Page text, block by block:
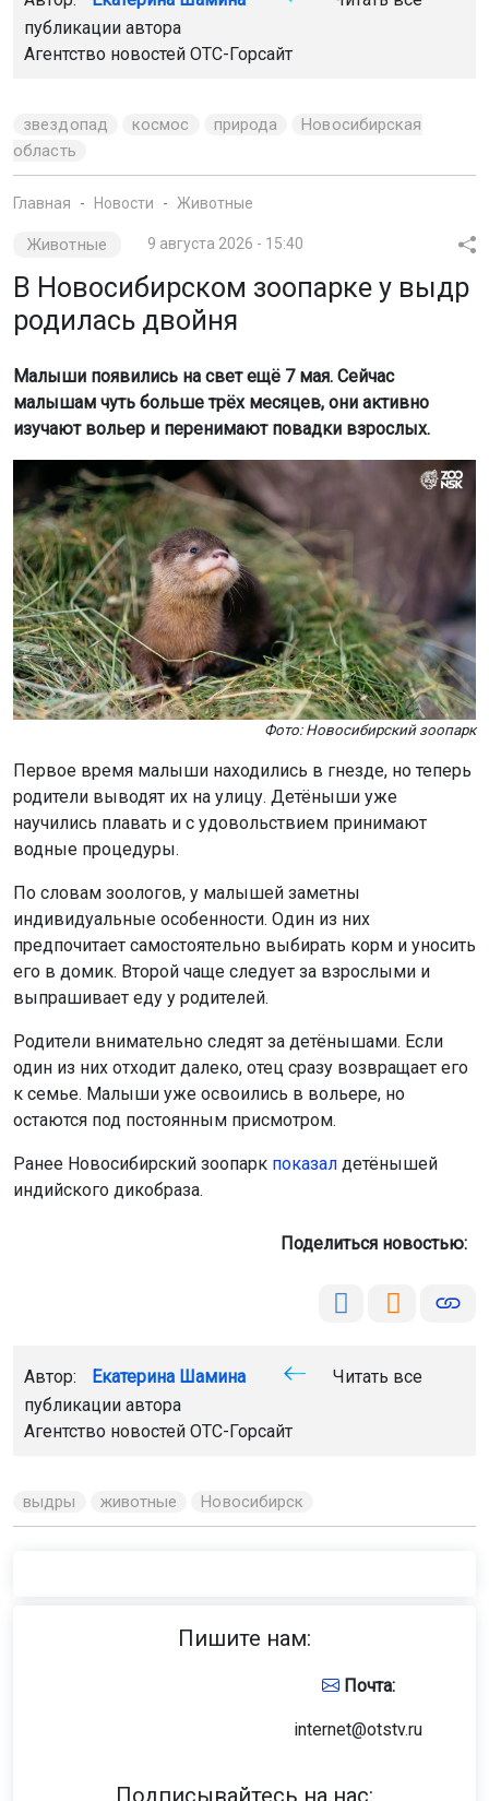
публикации автора
Агентство новостей ОТС-Горсайт
звездопад космос природа
Новосибирская
область
Главная Новости Животные
Животные 9 августа 2026 - 15:40
В Новосибирском зоопарке у выдр
родилась двойня
Малыши появились на свет ещё 7 мая. Сейчас
малышам чуть больше трёх месяцев, они активно
изучают вольер и перенимают повадки взрослых.
Фото: Новосибирский зоопарк
Первое время малыши находились в гнезде, но теперь
родители выводят их на улицу. Детёныши уже
научились плавать и с удовольствием принимают
водные процедуры.
По словам зоологов, у малышей заметны
индивидуальные особенности. Один из них
предпочитает самостоятельно выбирать корм и уносить
его в домик. Второй чаще следует за взрослыми и
выпрашивает еду у родителей.
Родители внимательно следят за детёнышами. Если
один из них отходит далеко, отец сразу возвращает его
к семье. Малыши уже освоились в вольере, но
остаются под постоянным присмотром.
Ранее Новосибирский зоопарк показал детёнышей
индийского дикобраза.
Поделиться новостью:
Автор: Екатерина Шамина
Читать все
публикации автора
Агентство новостей ОТС-Горсайт
выдры животные Новосибирск
Пишите нам:
Почта:
internet@otstv.ru
Подписывайтесь на нас: